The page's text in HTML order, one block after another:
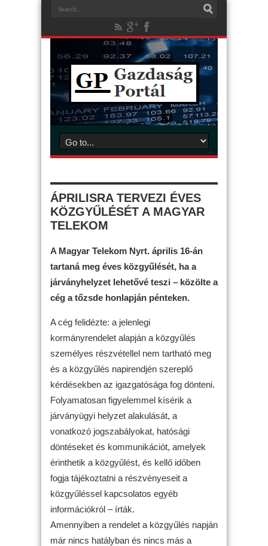
ÁPRILISRA TERVEZI ÉVES
KÖZGYŰLÉSÉT A MAGYAR
TELEKOM
A Magyar Telekom Nyrt. április 16-án
tartaná meg éves közgyűlését, ha a
járványhelyzet lehetővé teszi – közölte a
cég a tőzsde honlapján pénteken.
A cég felidézte: a jelenlegi
kormányrendelet alapján a közgyűlés
személyes részvétellel nem tartható meg
és a közgyűlés napirendjén szereplő
kérdésekben az igazgatósága fog dönteni.
Folyamatosan figyelemmel kísérik a
járványügyi helyzet alakulását, a
vonatkozó jogszabályokat, hatósági
döntéseket és kommunikációt, amelyek
érinthetik a közgyűlést, és kellő időben
fogja tájékoztatni a részvényeseit a
közgyűléssel kapcsolatos egyéb
információkról – írták.
Amennyiben a rendelet a közgyűlés napján
már nincs hatályban és nincs más a